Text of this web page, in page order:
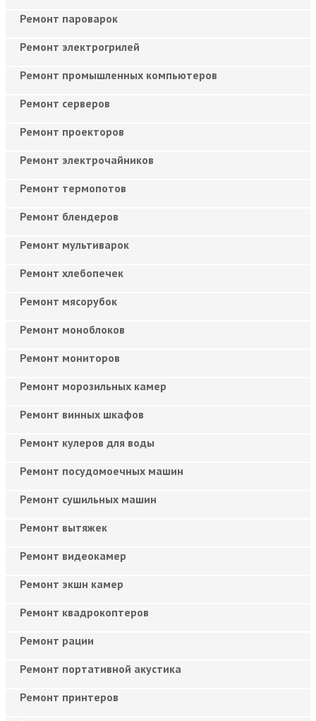
Ремонт пароварок
Ремонт электрогрилей
Ремонт промышленных компьютеров
Ремонт серверов
Ремонт проекторов
Ремонт электрочайников
Ремонт термопотов
Ремонт блендеров
Ремонт мультиварок
Ремонт хлебопечек
Ремонт мясорубок
Ремонт моноблоков
Ремонт мониторов
Ремонт морозильных камер
Ремонт винных шкафов
Ремонт кулеров для воды
Ремонт посудомоечных машин
Ремонт сушильных машин
Ремонт вытяжек
Ремонт видеокамер
Ремонт экшн камер
Ремонт квадрокоптеров
Ремонт рации
Ремонт портативной акустика
Ремонт принтеров